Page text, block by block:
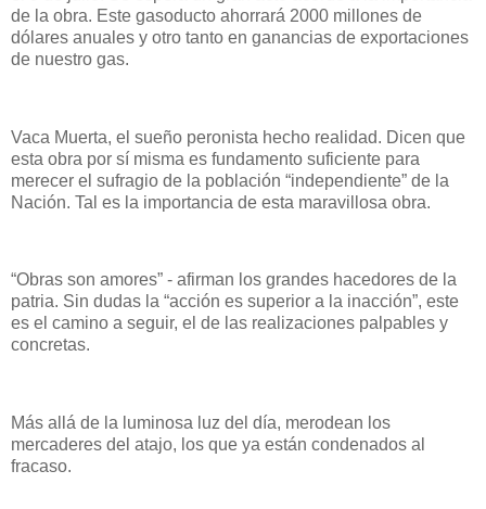
de la obra. Este gasoducto ahorrará 2000 millones de
dólares anuales y otro tanto en ganancias de exportaciones
de nuestro gas.
Vaca Muerta, el sueño peronista hecho realidad. Dicen que
esta obra por sí misma es fundamento suficiente para
merecer el sufragio de la población “independiente” de la
Nación. Tal es la importancia de esta maravillosa obra.
“Obras son amores” - afirman los grandes hacedores de la
patria. Sin dudas la “acción es superior a la inacción”, este
es el camino a seguir, el de las realizaciones palpables y
concretas.
Más allá de la luminosa luz del día, merodean los
mercaderes del atajo, los que ya están condenados al
fracaso.